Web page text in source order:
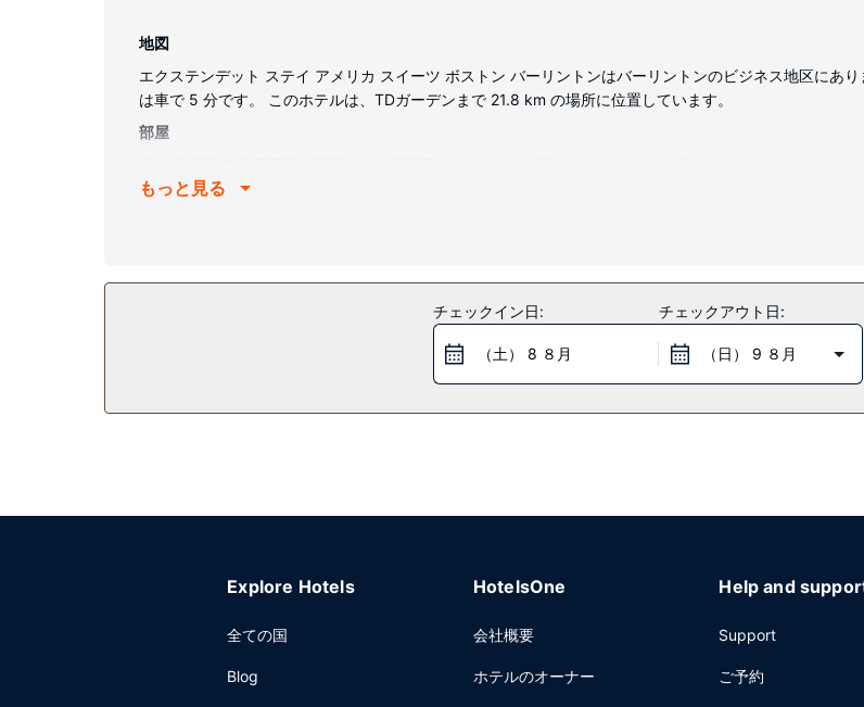
地図
エクステンデット ステイ アメリカ スイーツ ボストン バーリントンはバーリントンのビジネス地区にあ
は車で 5 分です。 このホテルは、TDガーデンまで 21.8 km の場所に位置しています。
部屋
ただけるほか、WiFi (無料)などもご利用いただけます。電話の他に、デスクや電子レンジもご利用いただけ
レストラン
無料の朝食のテイクアウトを毎日、6:00 ～ 9:30 までお召し上がりいただけます。
エクスプレス チェックアウト、ドライクリーニング / ランドリー サービス、24 時間対応フロントデス
もっと見る
チェックイン日:
（土） 8 ８月
チェックアウト日:
（日） 9 ８月
Explore Hotels
全ての国
Blog
HotelsOne
会社概要
ホテルのオーナー
Help and
Support
ご予約